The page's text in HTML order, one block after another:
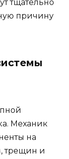
тщательно
причину
Механик
на
трещин и